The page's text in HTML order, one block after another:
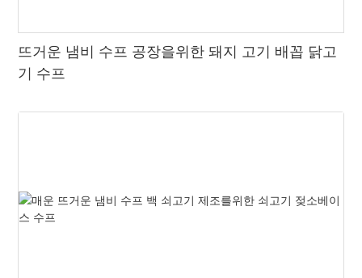
뜨거운 냄비 수프 공장을위한 돼지 고기 배꼽 닭고
기 수프